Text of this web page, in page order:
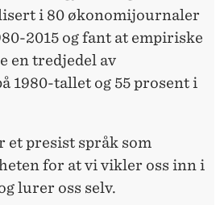
i 80 økonomijournaler
2015 og fant at empiriske
en tredjedel av
1980-tallet og 55 prosent i
et presist språk som
for at vi vikler oss inn i
lurer oss selv.